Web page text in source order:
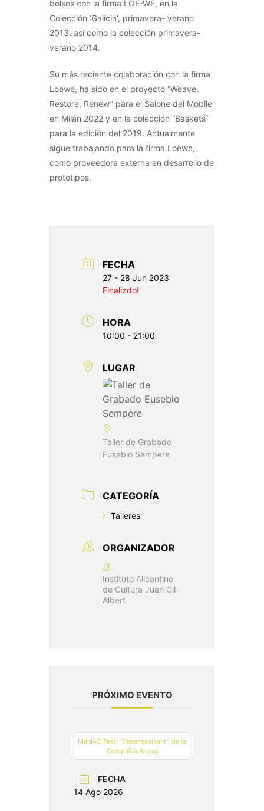
bolsos con la firma LOE-WE, en la
Colección ‘Galicia’, primavera- verano
2013, así como la colección primavera-
verano 2014.
Su más reciente colaboración con la firma
Loewe, ha sido en el proyecto “Weave,
Restore, Renew” para el Salone del Mobile
en Milán 2022 y en la colección “Baskets“
para la edición del 2019. Actualmente
sigue trabajando para la firma Loewe,
como proveedora externa en desarrollo de
prototipos.
FECHA
27 - 28 Jun 2023
Finalizdo!
HORA
10:00 - 21:00
LUGAR
Taller de Grabado
Eusebio Sempere
CATEGORÍA
Talleres
ORGANIZADOR
Instituto Alicantino
de Cultura Juan Gil-
Albert
PRÓXIMO EVENTO
ManIAC Fest: “Desempolsant”, de la
Compañía Aicrag
FECHA
14 Ago 2026